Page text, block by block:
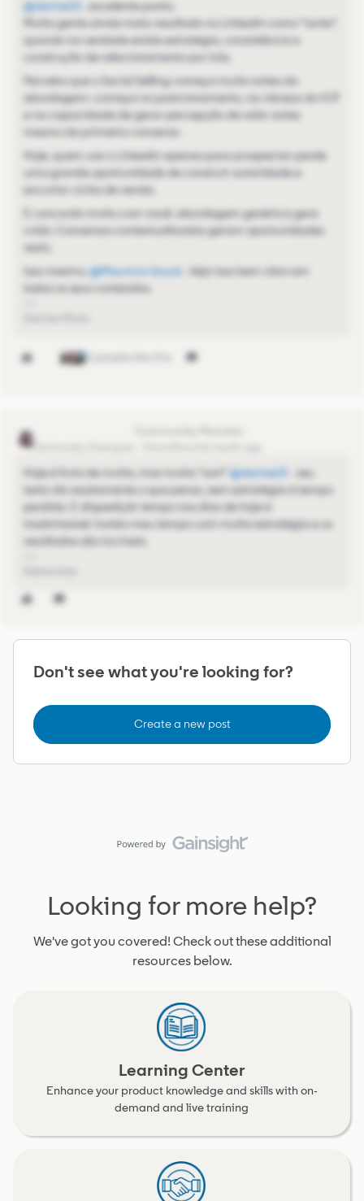
@denise13
, excelente ponto.
Muita gente ainda trata resultado no LinkedIn como “sorte”,
quando na verdade existe estratégia, consistência e
construção de relacionamento por trás.
Percebo que o Social Selling começa muito antes da
abordagem: começa no posicionamento, na clareza do ICP
e na capacidade de gerar percepção de valor antes
mesmo da primeira conversa.
Hoje, quem usa o LinkedIn apenas para prospectar perde
uma grande oportunidade de construir autoridade e
encurtar ciclos de venda.
E concordo muito com você: abordagem genérica gera
ruído. Conversas contextualizadas geram oportunidades
reais.
Isso mesmo, ​@Maurício Souzá
. Vejo isso bem claro em
todos os seus conteúdos.
3 people like this
Alexandre Damiani
Community Champion
Hoje é fruto de muita, mas muita “sort” ​ @denise13
- seu
texto diz exatamente o que penso, sem estratégia é tempo
perdido. E dispediçãr tempo nos dias de hoje é
inadmissível. Invisto meu tempo com muita estratégia e os
resultados são incríveis.
Don't see what you're looking for?
Create a new post
Looking for more help?
We've got you covered! Check out these additional
resources below.
Learning Center
Enhance your product knowledge and skills with on-
demand and live training